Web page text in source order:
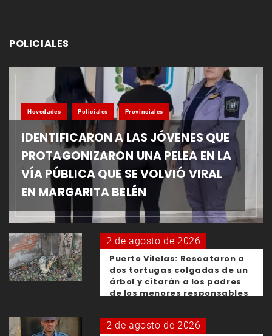
POLICIALES
Novedades Policiales Provinciales
IDENTIFICARON A LAS JÓVENES QUE
PROTAGONIZARON UNA PELEA EN LA
VÍA PÚBLICA QUE SE VOLVIÓ VIRAL
EN MARGARITA BELÉN
2 de agosto de 2026
Puerto Vilelas: Rescataron a
dos tortugas colgadas de un
árbol y citarán a los padres
de los menores responsables
2 de agosto de 2026